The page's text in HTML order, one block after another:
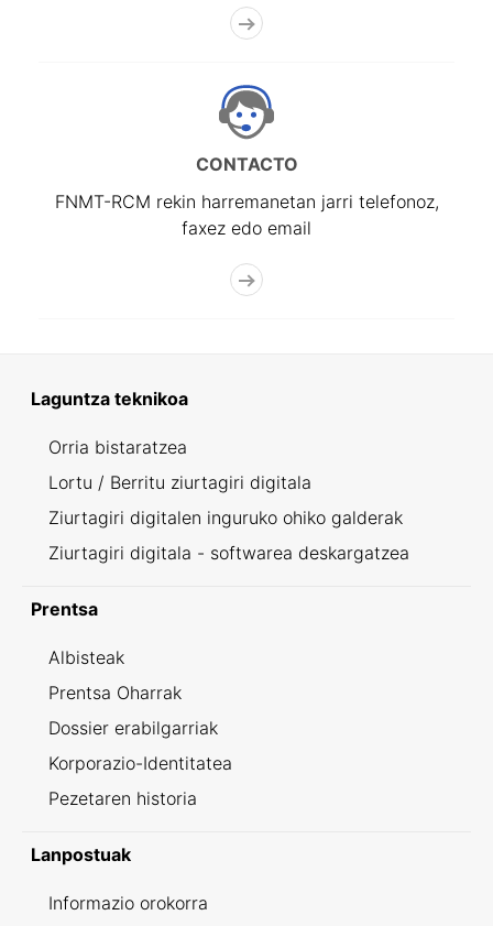
CONTACTO
FNMT-RCM rekin harremanetan jarri telefonoz,
faxez edo email
Laguntza teknikoa
Orria bistaratzea
Lortu / Berritu ziurtagiri digitala
Ziurtagiri digitalen inguruko ohiko galderak
Ziurtagiri digitala - softwarea deskargatzea
Prentsa
Albisteak
Prentsa Oharrak
Dossier erabilgarriak
Korporazio-Identitatea
Pezetaren historia
Lanpostuak
Informazio orokorra